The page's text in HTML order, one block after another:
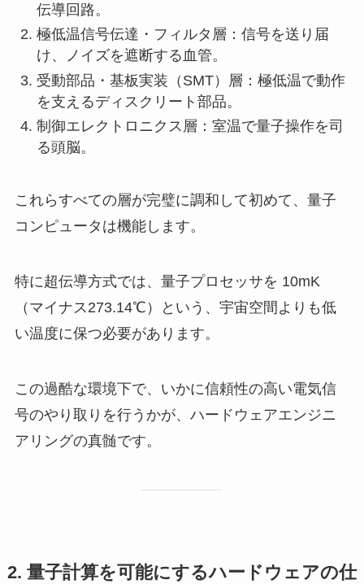
伝導回路。
極低温信号伝達・フィルタ層：信号を送り届
け、ノイズを遮断する血管。
受動部品・基板実装（SMT）層：極低温で動作
を支えるディスクリート部品。
制御エレクトロニクス層：室温で量子操作を司
る頭脳。
これらすべての層が完璧に調和して初めて、量子
コンピュータは機能します。
特に超伝導方式では、量子プロセッサを 10mK
（マイナス273.14℃）という、宇宙空間よりも低
い温度に保つ必要があります。
この過酷な環境下で、いかに信頼性の高い電気信
号のやり取りを行うかが、ハードウェアエンジニ
アリングの真髄です。
2. 量子計算を可能にするハードウェアの仕